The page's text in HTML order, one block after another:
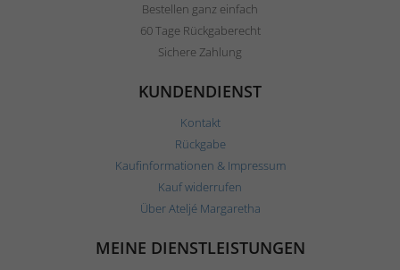
Bestellen ganz einfach
60 Tage Rückgaberecht
Sichere Zahlung
KUNDENDIENST
Kontakt
Rückgabe
Kaufinformationen & Impressum
Kauf widerrufen
Über Ateljé Margaretha
MEINE DIENSTLEISTUNGEN